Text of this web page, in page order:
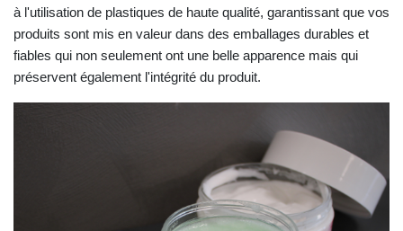
à l'utilisation de plastiques de haute qualité, garantissant que vos
produits sont mis en valeur dans des emballages durables et
fiables qui non seulement ont une belle apparence mais qui
préservent également l'intégrité du produit.